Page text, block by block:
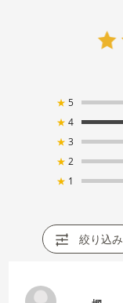
★ 5
★ 4
★ 3
★ 2
★ 1
絞り込み